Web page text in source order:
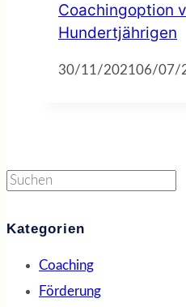
Coachingoption
Hundertjährigen
30/11/202106/07/
Suchen
Kategorien
Coaching
Förderung